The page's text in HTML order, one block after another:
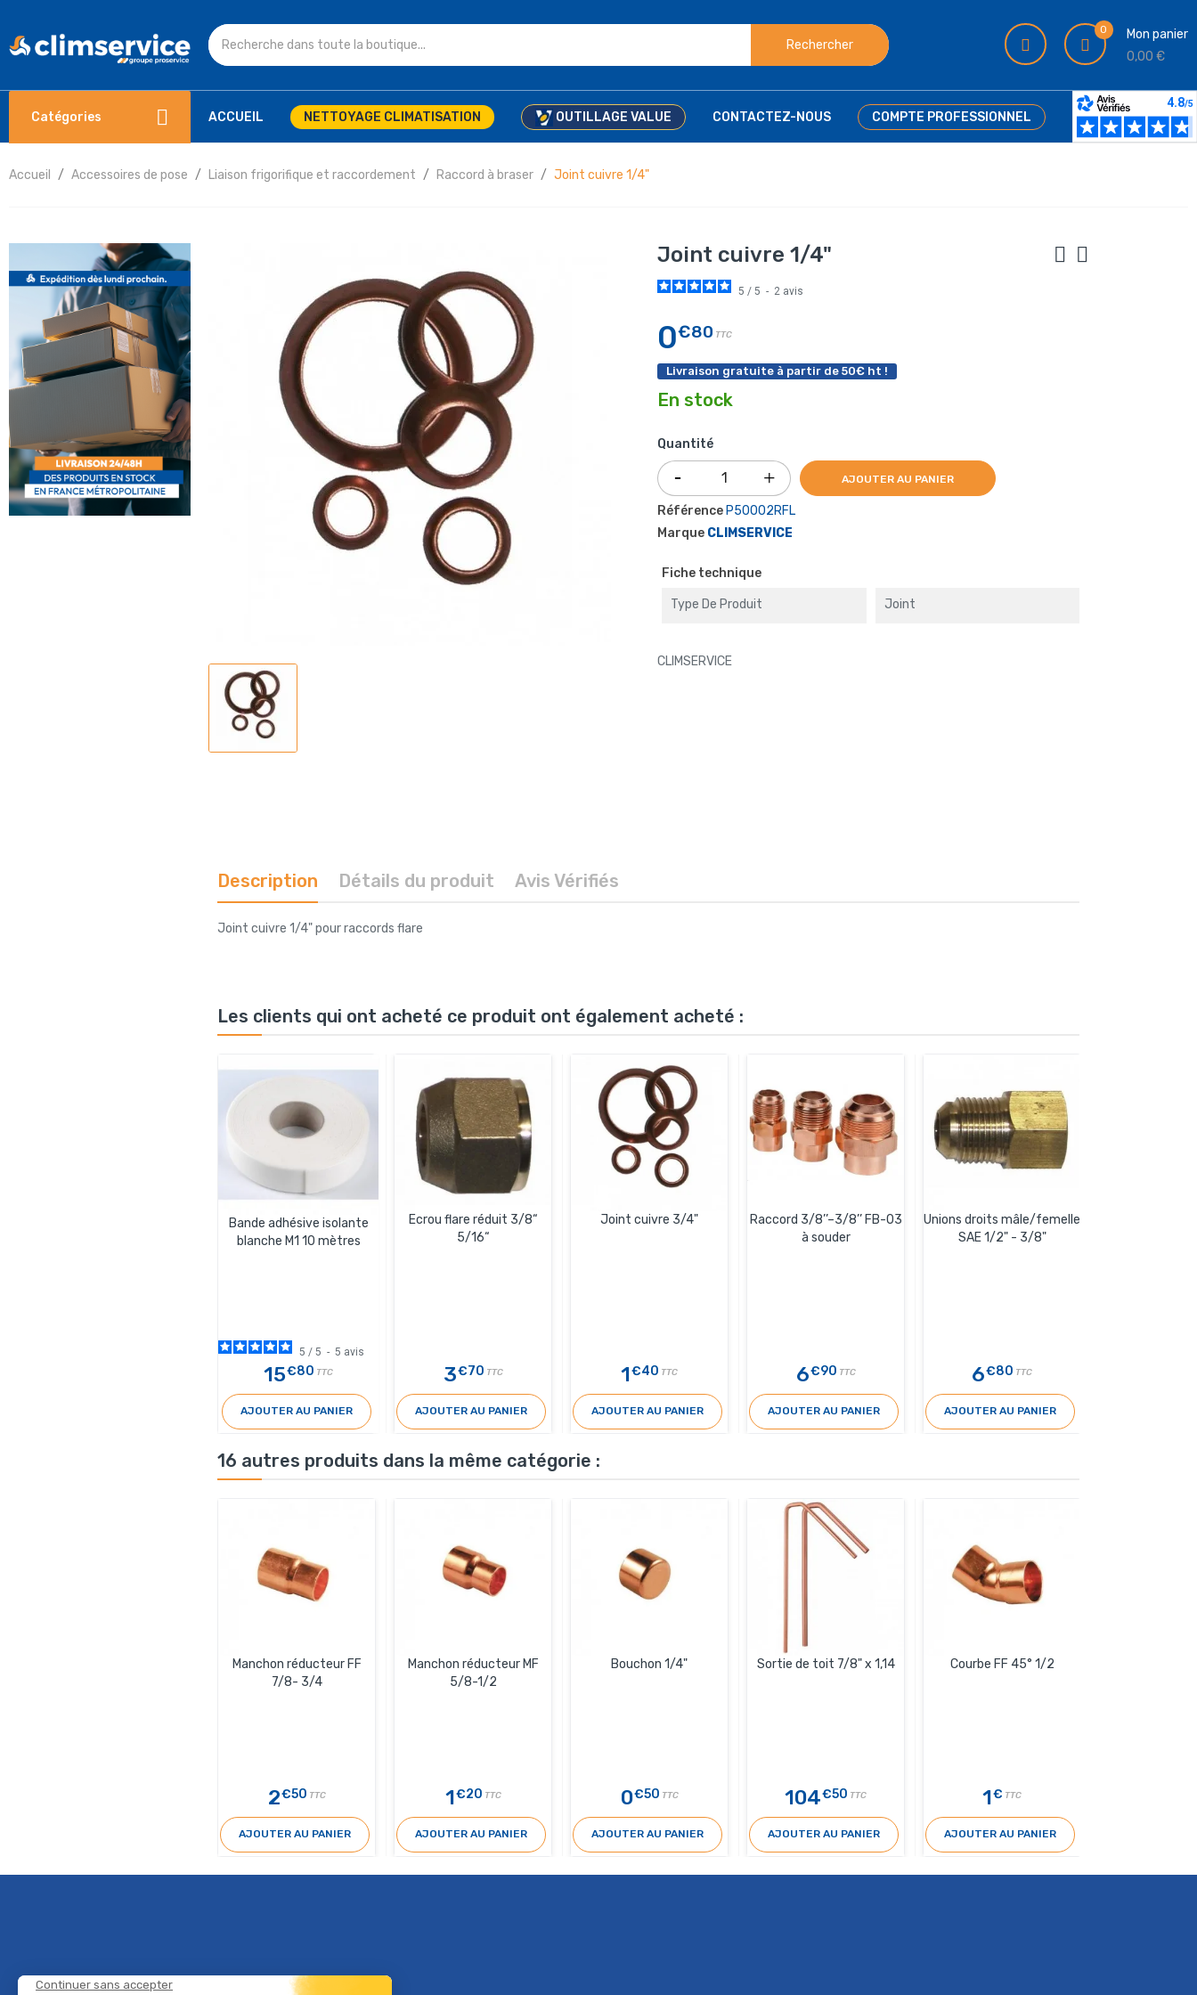
Rechercher
0
Mon panier
0,00 €
Catégories ACCUEIL NETTOYAGE CLIMATISATION OUTILLAGE VALUE CONTACTEZ-NOUS COMPTE PROFESSIONNEL
Accueil Accessoires de pose Liaison frigorifique et raccordement Raccord à braser Joint cuivre 1/4"
Joint cuivre 1/4"
5 / 5 - 2 avis
0€80 TTC
Livraison gratuite à partir de 50€ ht !
En stock
Quantité
AJOUTER AU PANIER
Référence P50002RFL
Marque CLIMSERVICE
Fiche technique
Type De Produit Joint
CLIMSERVICE
Description Détails du produit Avis Vérifiés
Joint cuivre 1/4" pour raccords flare
Les clients qui ont acheté ce produit ont également acheté :
Bande adhésive isolante
blanche M1 10 mètres
5 / 5 - 5 avis
15€80 TTC
AJOUTER AU PANIER
Ecrou flare réduit 3/8“
5/16“
3€70 TTC
AJOUTER AU PANIER
Joint cuivre 3/4"
1€40 TTC
AJOUTER AU PANIER
Raccord 3/8’’–3/8’’ FB-03
à souder
6€90 TTC
AJOUTER AU PANIER
Unions droits mâle/femelle
SAE 1/2" - 3/8"
6€80 TTC
AJOUTER AU PANIER
16 autres produits dans la même catégorie :
Manchon réducteur FF
7/8- 3/4
2€50 TTC
AJOUTER AU PANIER
Manchon réducteur MF
5/8-1/2
1€20 TTC
AJOUTER AU PANIER
Bouchon 1/4"
0€50 TTC
AJOUTER AU PANIER
Sortie de toit 7/8" x 1,14
104€50 TTC
AJOUTER AU PANIER
Courbe FF 45° 1/2
1€ TTC
AJOUTER AU PANIER